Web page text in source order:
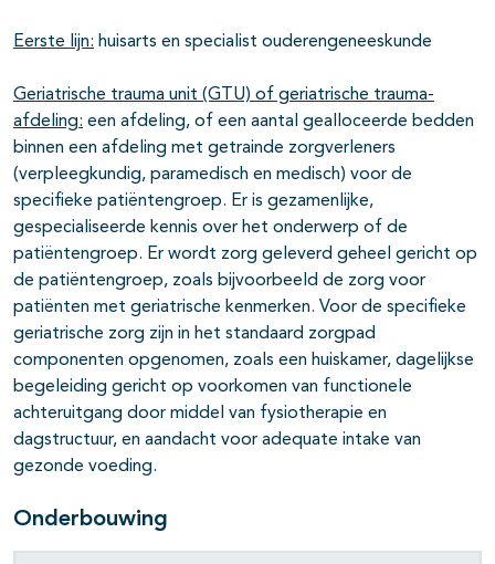
Eerste lijn: huisarts en specialist ouderengeneeskunde
Geriatrische trauma unit (GTU) of geriatrische trauma-
afdeling: een afdeling, of een aantal gealloceerde bedden
binnen een afdeling met getrainde zorgverleners
(verpleegkundig, paramedisch en medisch) voor de
specifieke patiëntengroep. Er is gezamenlijke,
gespecialiseerde kennis over het onderwerp of de
patiëntengroep. Er wordt zorg geleverd geheel gericht op
de patiëntengroep, zoals bijvoorbeeld de zorg voor
patiënten met geriatrische kenmerken. Voor de specifieke
geriatrische zorg zijn in het standaard zorgpad
componenten opgenomen, zoals een huiskamer, dagelijkse
begeleiding gericht op voorkomen van functionele
achteruitgang door middel van fysiotherapie en
dagstructuur, en aandacht voor adequate intake van
gezonde voeding.
Onderbouwing